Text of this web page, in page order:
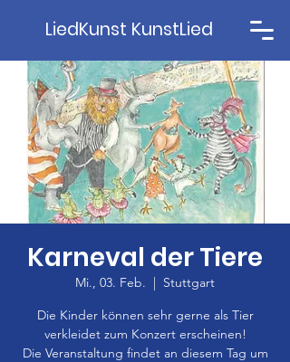
LiedKunst KunstLied
Karneval der Tiere
Mi., 03. Feb.
  |
Stuttgart
Die Kinder können sehr gerne als Tier
verkleidet zum Konzert erscheinen!
Die Veranstaltung findet an diesem Tag um